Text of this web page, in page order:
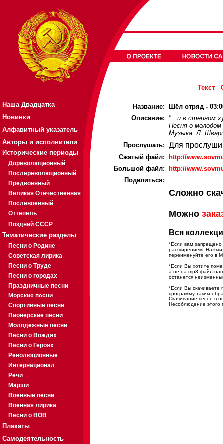
Наша Двадцатка
Новинки
Алфавитный указатель
Авторы и исполнители
Исторические периоды
Дореволюционный
Послереволюционный
Предвоенный
Великая Отечественная
Послевоенный
Оттепель
Поздний СССР
Тематические разделы
Песни о Родине
Советская лирика
Песни о Труде
Песни о городах
Праздничные песни
Морские песни
Спортивные песни
Пионерские песни
Молодежные песни
Песни о Вождях
Песни о Героях
Революционные
Интернационал
Речи
Марши
Военные песни
Военная лирика
Песни о ВОВ
Плакаты
Самодеятельность
Текст
Название:
Шёл отряд -
Описание:
"...и в степном
Песня о
Музыка: Л.
Прослушать: Для
Cжатый файл:
http://
Большой файл:
http://
Поделиться:
Сложно
Можно
Вся
*Если вам запрещено
расширением.
переименуйте его в
*Если Вы хотите
а не на mp3 файл
останется
*Если Вы скачиваете
программу таким
Скачивание песен в
Несоблюдение этого